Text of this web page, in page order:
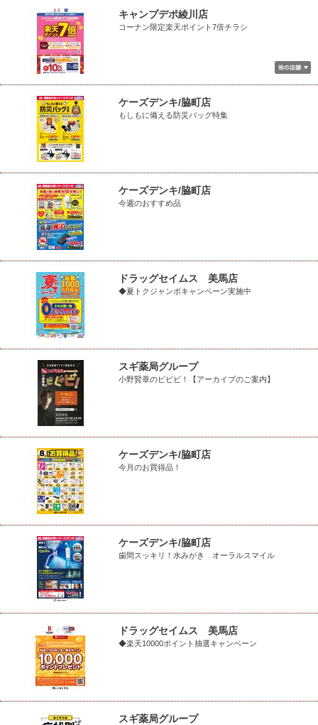
キャンプデポ綾川店
コーナン限定楽天ポイント7倍チラシ
ケーズデンキ/脇町店
もしもに備える防災バッグ特集
ケーズデンキ/脇町店
今週のおすすめ品
ドラッグセイムス 美馬店
◆夏トクジャンボキャンペーン実施中
スギ薬局グループ
小野賢章のビビビ！【アーカイブのご案内】
ケーズデンキ/脇町店
今月のお買得品！
ケーズデンキ/脇町店
歯間スッキリ！水みがき オーラルスマイル
ドラッグセイムス 美馬店
◆楽天10000ポイント抽選キャンペーン
スギ薬局グループ